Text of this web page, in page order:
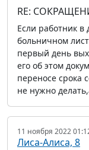
RE:
Если работник в
больничном
первый день
его об этом
переносе срока
не нужно
11 ноября 2022
Лиса-Алиса, 8